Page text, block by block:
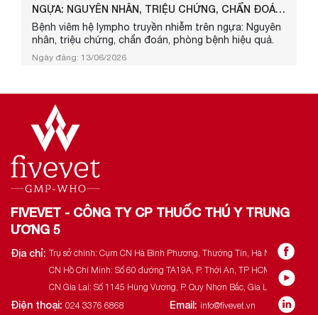
NGỰA: NGUYÊN NHÂN, TRIỆU CHỨNG, CHẨN ĐOÁN
VÀ PH...
Bệnh viêm hệ lympho truyền nhiễm trên ngựa: Nguyên
nhân, triệu chứng, chẩn đoán, phòng bệnh hiệu quả.
Ngày đăng: 13/06/2026
FIVEVET - CÔNG TY CP THUỐC THÚ Y TRUNG
ƯƠNG 5
Địa chỉ: Trụ sở chính: Cụm CN Hà Bình Phương, Thường Tín, Hà Nội.
CN Hồ Chí Minh: Số 60 đường TA19A, P. Thới An, TP HCM.
CN Gia Lai: Số 1145 Hùng Vương, P. Quy Nhơn Bắc, Gia Lai.
Điện thoại: 024 3376 6868 Email: info@fivevet.vn